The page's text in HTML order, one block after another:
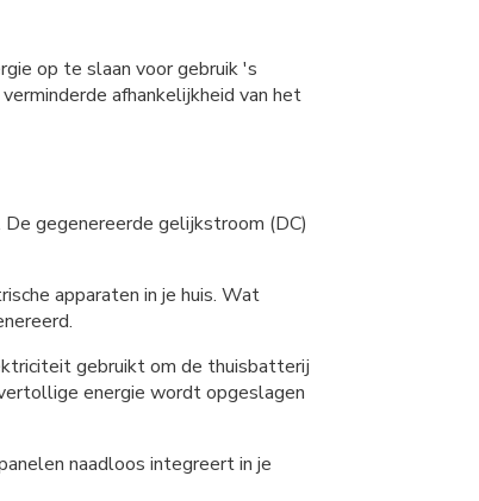
op te slaan voor gebruik 's
afhankelijkheid van het
gegenereerde gelijkstroom (DC)
apparaten in je huis. Wat
gebruikt om de thuisbatterij
energie wordt opgeslagen
naadloos integreert in je